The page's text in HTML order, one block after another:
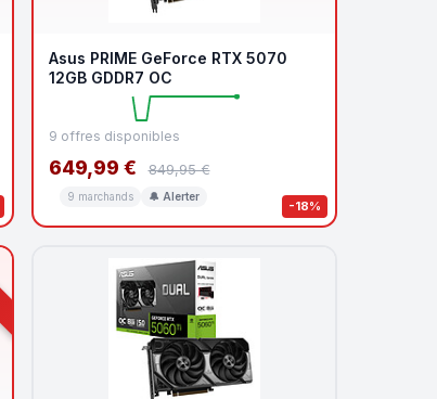
-18%
Asus PRIME GeForce RTX 5070
12GB GDDR7 OC
9 offres disponibles
649,99 € 849,95 €
9 marchands 🔔 Alerter